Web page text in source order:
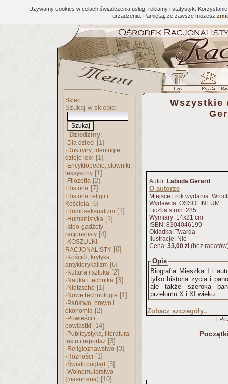
Używamy cookies w celach świadczenia usług, reklamy i statystyk.
urządzeniu. Pamiętaj, że zawsze możesz
Sklep
Szukaj w sklepie:
Dziedziny:
· Dla dzieci [1]
· Doktryny, ideologie,
dzieje idei [1]
· Encyklopedie, słowniki,
leksykony [1]
· Filozofia [2]
· Historia [7]
· Historia religii i
Kościoła [6]
· Homoseksualizm [1]
· Humanistyka [1]
· Ideo-gadżety
racjonalisty [4]
· KOSZULKI
RACJONALISTY [6]
· Kościół, krytyka,
antyklerykalizm [6]
· Kultura i sztuka [2]
· Nauka i technika [3]
· Nietzsche [1]
· Nowe technologie [1]
· Państwo, prawo i
ekonomia [2]
· Powieści i
powiastki [14]
· Publicystyka, literatura
faktu i reportaż [3]
· Religioznawstwo [3]
· Różności [1]
·Światopogląd [3]
·Wolnomularstwo
(masoneria) [10]
Wszystkie
Autor: Labuda Gerard
O autorze
Miejsce i rok wydania:
Wydawca: OSSOLINEUM
Liczba stron: 285
Wymiary: 14x21 cm
ISBN: 8304046199
Okładka: Twarda
Ilustracje: Nie
Cena: 33,00 zł(bez
Opis
Biografia Mieszka I i
tylko historia życia i
ale także szeroka
przełomu X i XI wieku.
Zobacz szczegóły..
[